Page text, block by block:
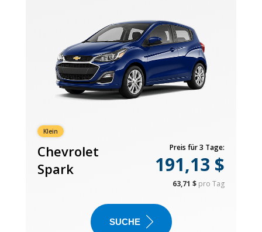
Klein
Chevrolet
Spark
Preis für 3 Tage:
191,13 $
63,71 $ pro Tag
SUCHE